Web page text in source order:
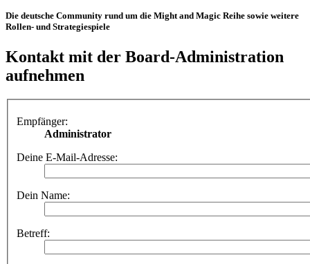
Die deutsche Community rund um die Might and Magic Reihe sowie weitere
Rollen- und Strategiespiele
Kontakt mit der Board-Administration
aufnehmen
Empfänger:
Administrator
Deine E-Mail-Adresse:
Dein Name:
Betreff: